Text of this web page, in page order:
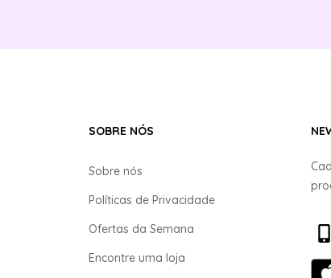
SOBRE NÓS
Sobre nós
Políticas de Privacidade
Ofertas da Semana
Encontre uma loja